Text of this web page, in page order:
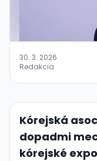
30. 3. 2026
Redakcia
Kórejská
dopadmi
kórejské